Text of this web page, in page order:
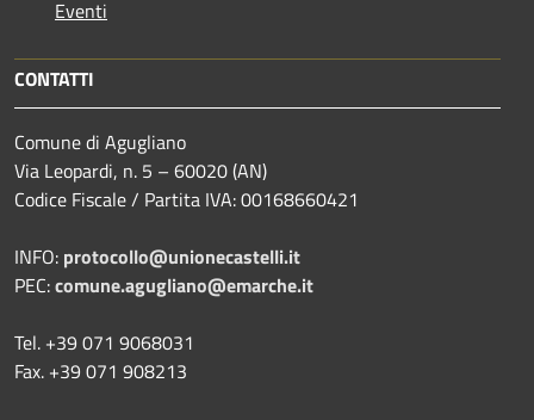
Eventi
CONTATTI
Comune di Agugliano
Via Leopardi, n. 5 – 60020 (AN)
Codice Fiscale / Partita IVA: 00168660421
INFO: protocollo@unionecastelli.it
PEC:comune.agugliano@emarche.it
Tel. +39 071 9068031
Fax. +39 071 908213